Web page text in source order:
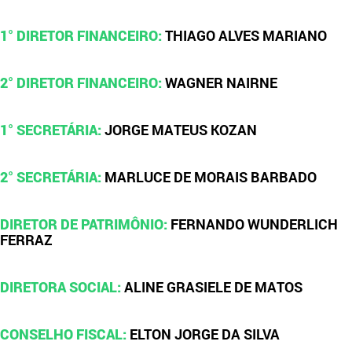
1° DIRETOR FINANCEIRO:THIAGO ALVES MARIANO
2° DIRETOR FINANCEIRO:WAGNER NAIRNE
1° SECRETÁRIA:JORGE MATEUS KOZAN
2° SECRETÁRIA: MARLUCE DE MORAIS BARBADO
DIRETOR DE PATRIMÔNIO: FERNANDO WUNDERLICH
FERRAZ
DIRETORA SOCIAL:ALINE GRASIELE DE MATOS
CONSELHO FISCAL: ELTON JORGE DA SILVA